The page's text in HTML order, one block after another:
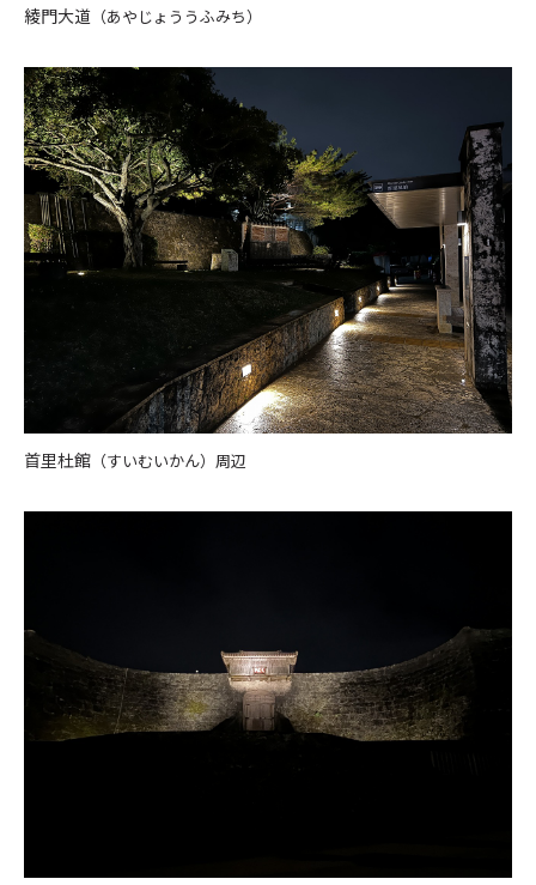
綾門大道 （あやじょううふみち）
首里杜館 （すいむいかん）周辺